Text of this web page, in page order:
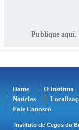
Publique aqui.
Home O Instituto
Notícias
Fale Conosco
Instituto de Cegos do